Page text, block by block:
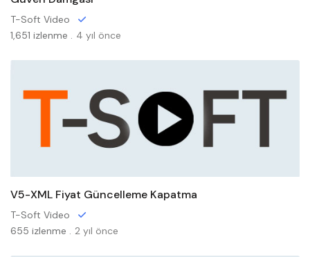
T-Soft Video
1,651 izlenme . 4 yıl önce
V5-XML Fiyat Güncelleme Kapatma
T-Soft Video
655 izlenme . 2 yıl önce